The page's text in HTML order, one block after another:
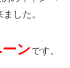
した。
ンです。